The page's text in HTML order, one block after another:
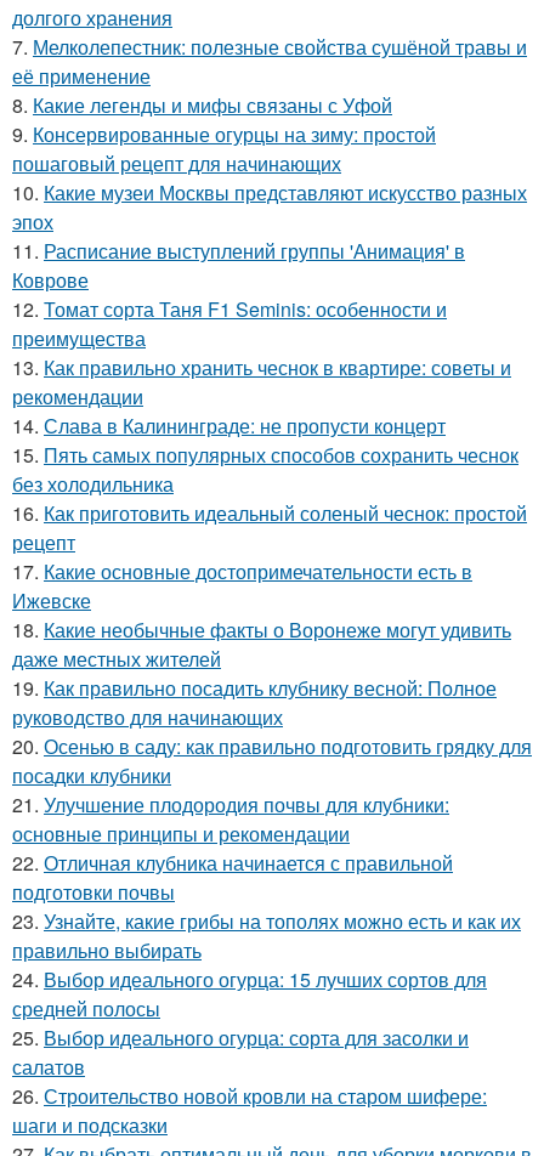
долгого хранения
7. Мелколепестник: полезные свойства сушёной травы и
её применение
8. Какие легенды и мифы связаны с Уфой
9. Консервированные огурцы на зиму: простой
пошаговый рецепт для начинающих
10. Какие музеи Москвы представляют искусство разных
эпох
11. Расписание выступлений группы 'Анимация' в
Коврове
12. Томат сорта Таня F1 Seminis: особенности и
преимущества
13. Как правильно хранить чеснок в квартире: советы и
рекомендации
14. Слава в Калининграде: не пропусти концерт
15. Пять самых популярных способов сохранить чеснок
без холодильника
16. Как приготовить идеальный соленый чеснок: простой
рецепт
17. Какие основные достопримечательности есть в
Ижевске
18. Какие необычные факты о Воронеже могут удивить
даже местных жителей
19. Как правильно посадить клубнику весной: Полное
руководство для начинающих
20. Осенью в саду: как правильно подготовить грядку для
посадки клубники
21. Улучшение плодородия почвы для клубники:
основные принципы и рекомендации
22. Отличная клубника начинается с правильной
подготовки почвы
23. Узнайте, какие грибы на тополях можно есть и как их
правильно выбирать
24. Выбор идеального огурца: 15 лучших сортов для
средней полосы
25. Выбор идеального огурца: сорта для засолки и
салатов
26. Строительство новой кровли на старом шифере:
шаги и подсказки